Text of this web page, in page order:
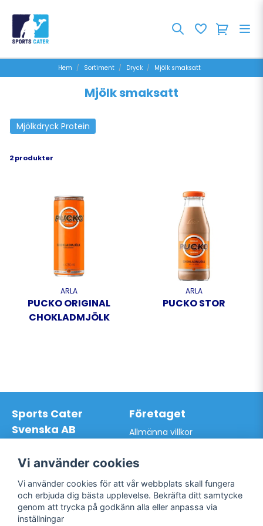
Hem Sortiment Dryck Mjölk smaksatt
Mjölk smaksatt
Mjölkdryck Protein
2 produkter
ARLA
PUCKO ORIGINAL
CHOKLADMJÖLK
ARLA
PUCKO STOR
Sports Cater
Svenska AB
Org.nr: 559024-7762
Mail:info@sportscater.se
Företaget
Allmänna villkor
Bli kund / Logga in
Support
Vi använder cookies
Vi använder cookies för att vår webbplats skall fungera
och erbjuda dig bästa upplevelse. Bekräfta ditt samtycke
genom att trycka på godkänn alla eller anpassa via
inställningar